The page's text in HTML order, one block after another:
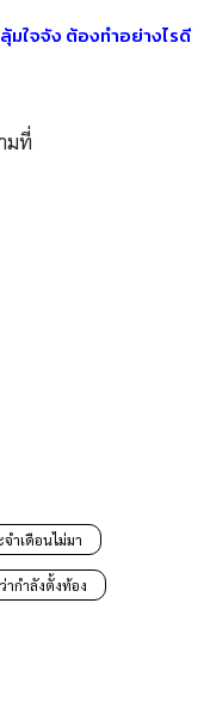
มใจจัง ต้องทำอย่างไรดี
มที่
ำเดือนไม่มา
กำลังตั้งท้อง